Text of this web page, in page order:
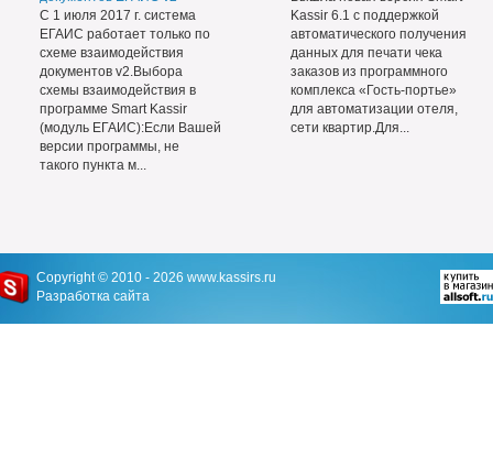
С 1 июля 2017 г. система
ЕГАИС работает только по
схеме взаимодействия
документов v2.Выбора
схемы взаимодействия в
программе Smart Kassir
(модуль ЕГАИС):Если Вашей
версии программы, не
такого пункта м...
Kassir 6.1 с поддержкой
автоматического получения
данных для печати чека
заказов из программного
комплекса «Гость-портье»
для автоматизации отеля,
сети квартир.Для...
Copyright © 2010 - 2026 www.kassirs.ru
Разработка сайта